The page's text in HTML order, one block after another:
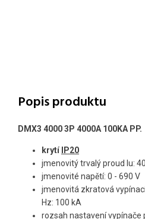
Popis produktu
DMX3 4000 3P 4000A 100KA PP.
krytí IP20
jmenovitý trvalý proud lu:
jmenovité napětí: 0 - 690 V
jmenovitá zkratová
Hz: 100 kA
rozsah nastavení vypínače